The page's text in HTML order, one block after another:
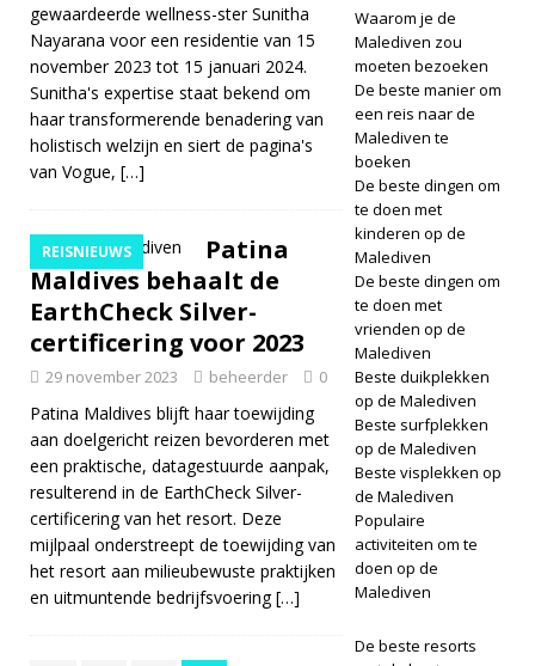
gewaardeerde wellness-ster Sunitha
Nayarana voor een residentie van 15
november 2023 tot 15 januari 2024.
Sunitha's expertise staat bekend om
haar transformerende benadering van
holistisch welzijn en siert de pagina's
van Vogue, […]
REISNIEUWS
Patina
Maldives behaalt de
EarthCheck Silver-
certificering voor 2023
29 november 2023 beheerder 0
Patina Maldives blijft haar toewijding
aan doelgericht reizen bevorderen met
een praktische, datagestuurde aanpak,
resulterend in de EarthCheck Silver-
certificering van het resort. Deze
mijlpaal onderstreept de toewijding van
het resort aan milieubewuste praktijken
en uitmuntende bedrijfsvoering[…]
Waarom je de
Malediven zou
moeten bezoeken
De beste manier om
een reis naar de
Malediven te
boeken
De beste dingen om
te doen met
kinderen op de
Malediven
De beste dingen om
te doen met
vrienden op de
Malediven
Beste duikplekken
op de Malediven
Beste surfplekken
op de Malediven
Beste visplekken op
de Malediven
Populaire
activiteiten om te
doen op de
Malediven
De beste resorts